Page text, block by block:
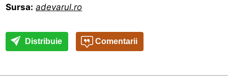
Sursa: adevarul.ro
Distribuie Comentarii